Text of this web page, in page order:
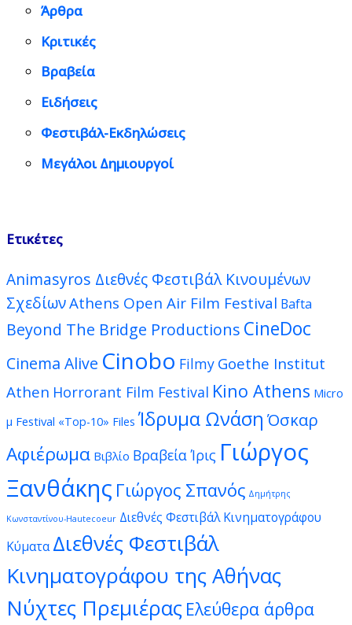
Άρθρα
Κριτικές
Βραβεία
Ειδήσεις
Φεστιβάλ-Εκδηλώσεις
Μεγάλοι Δημιουργοί
Ετικέτες
Animasyros Διεθνές Φεστιβάλ Κινουμένων
ΣχεδίωνAthens Open Air Film Festival Bafta
Beyond The Bridge Productions CineDoc
Cinema Alive Cinobo Filmy Goethe Institut
Athen Horrorant Film Festival Kino Athens Micro
μ Festival «Top-10» Files Ίδρυμα Ωνάση Όσκαρ
Αφιέρωμα Βιβλίο Βραβεία Ίρις Γιώργος
Ξανθάκης Γιώργος Σπανός Δημήτρης
Κωνσταντίνου-Hautecoeur Διεθνές Φεστιβάλ Κινηματογράφου
Κύματα Διεθνές Φεστιβάλ
Κινηματογράφου της Αθήνας
Νύχτες Πρεμιέρας Ελεύθερα άρθρα